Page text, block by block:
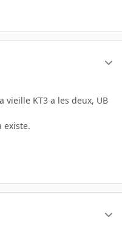
vieille KT3 a les deux, UB
existe.